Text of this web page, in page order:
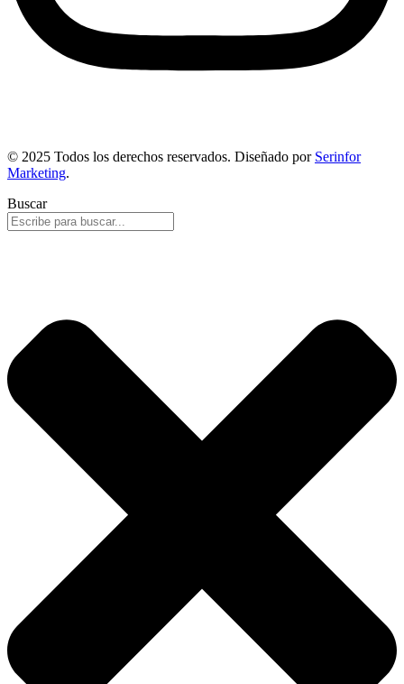
© 2025 Todos los derechos reservados. Diseñado por Serinfor
Marketing.
Buscar